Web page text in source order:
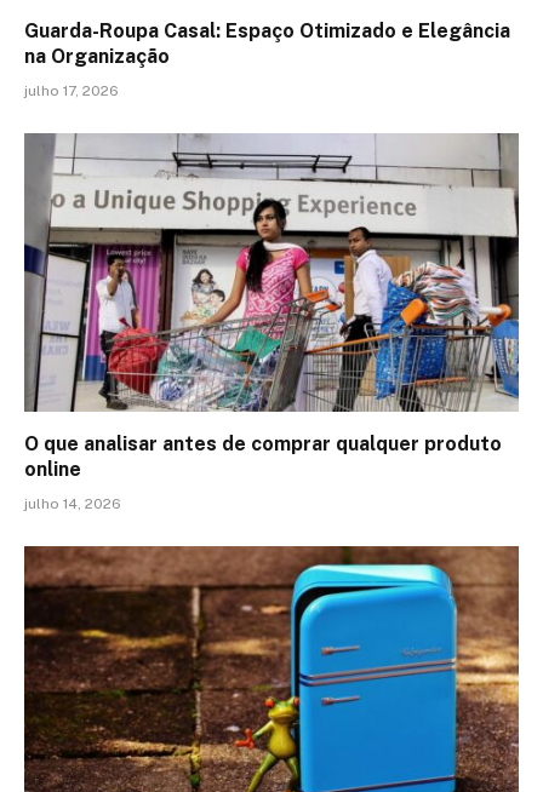
Guarda-Roupa Casal: Espaço Otimizado e Elegância
na Organização
julho 17, 2026
O que analisar antes de comprar qualquer produto
online
julho 14, 2026